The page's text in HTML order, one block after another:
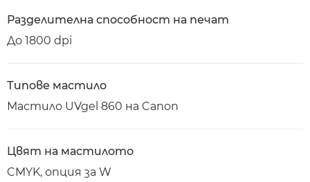
Разделителна способност на печат
До 1800 dpi
Типове мастило
Мастило UVgel 860 на Canon
Цвят на мастилото
CMYK, опция за W